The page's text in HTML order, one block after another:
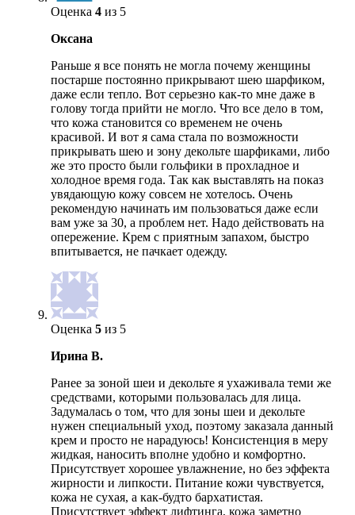
Оценка 4 из 5
Оксана
Раньше я все понять не могла почему женщины
постарше постоянно прикрывают шею шарфиком,
даже если тепло. Вот серьезно как-то мне даже в
голову тогда прийти не могло. Что все дело в том,
что кожа становится со временем не очень
красивой. И вот я сама стала по возможности
прикрывать шею и зону декольте шарфиками, либо
же это просто были гольфики в прохладное и
холодное время года. Так как выставлять на показ
увядающую кожу совсем не хотелось. Очень
рекомендую начинать им пользоваться даже если
вам уже за 30, а проблем нет. Надо действовать на
опережение. Крем с приятным запахом, быстро
впитывается, не пачкает одежду.
Оценка 5 из 5
Ирина В.
Ранее за зоной шеи и декольте я ухаживала теми же
средствами, которыми пользовалась для лица.
Задумалась о том, что для зоны шеи и декольте
нужен специальный уход, поэтому заказала данный
крем и просто не нарадуюсь! Консистенция в меру
жидкая, наносить вполне удобно и комфортно.
Присутствует хорошее увлажнение, но без эффекта
жирности и липкости. Питание кожи чувствуется,
кожа не сухая, а как-будто бархатистая.
Присутствует эффект лифтинга, кожа заметно